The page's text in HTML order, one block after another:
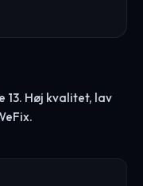
13. Høj kvalitet, lav